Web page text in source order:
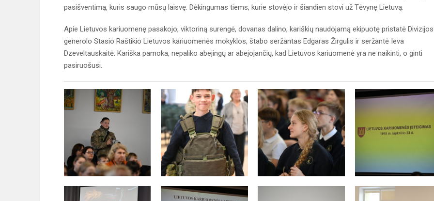
pasišventimą, kuris saugo mūsų laisvę. Dėkingumas tiems, kurie stovėjo ir šiandien stovi už Tėvynę Lietuvą.
Apie Lietuvos kariuomenę pasakojo, viktoriną surengė, dovanas dalino, kariškių naudojamą ekipuotę pristatė Divizijos
generolo Stasio Raštikio Lietuvos kariuomenės mokyklos, štabo seržantas Edgaras Žirgulis ir seržantė Ieva
Dzeveltauskaitė. Kariška pamoka, nepaliko abejingų ar abejojančių, kad Lietuvos kariuomenė yra ne naikinti, o ginti
pasiruošusi.